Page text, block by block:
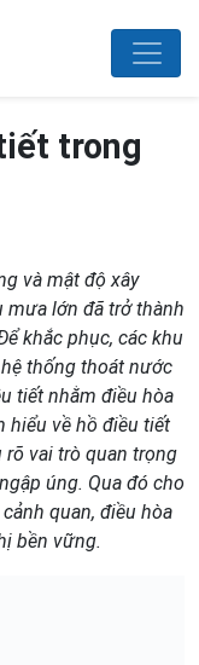
trong
và mật độ xây
mưa lớn đã trở thành
khắc phục, các khu
thống thoát nước
tiết nhằm điều hòa
hiểu về hồ điều tiết
vai trò quan trọng
úng. Qua đó cho
quan, điều hòa
bền vững.